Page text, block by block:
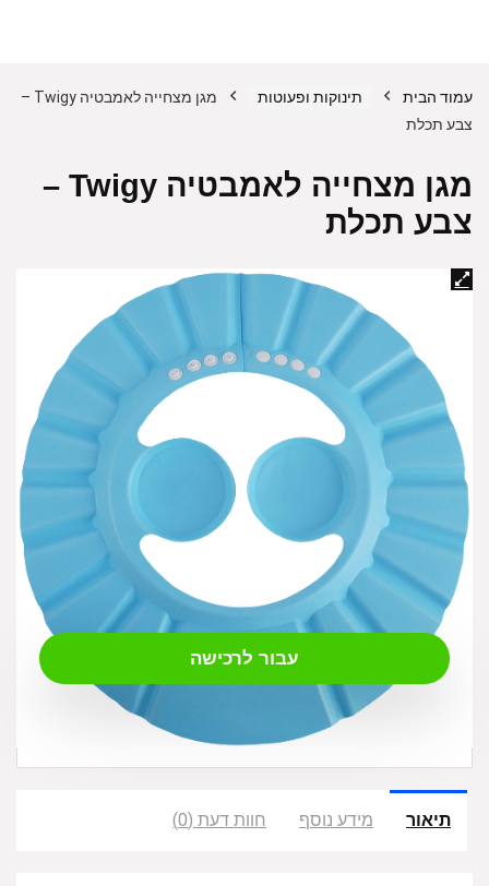
עמוד הבית תינוקות ופעוטות
מגן מצחייה לאמבטיה Twigy –
צבע תכלת
מגן מצחייה לאמבטיה Twigy –
צבע תכלת
14.00
עבור לרכישה
תיאור מידע נוסף חוות דעת (0)